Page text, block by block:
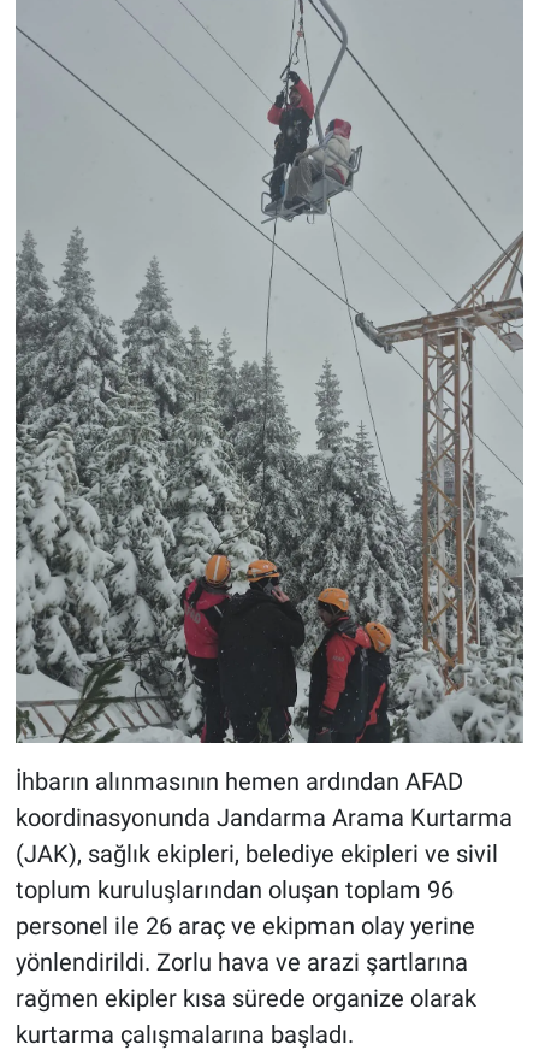
İhbarın alınmasının hemen ardından AFAD
koordinasyonunda Jandarma Arama Kurtarma
(JAK), sağlık ekipleri, belediye ekipleri ve sivil
toplum kuruluşlarından oluşan toplam 96
personel ile 26 araç ve ekipman olay yerine
yönlendirildi. Zorlu hava ve arazi şartlarına
rağmen ekipler kısa sürede organize olarak
kurtarma çalışmalarına başladı.